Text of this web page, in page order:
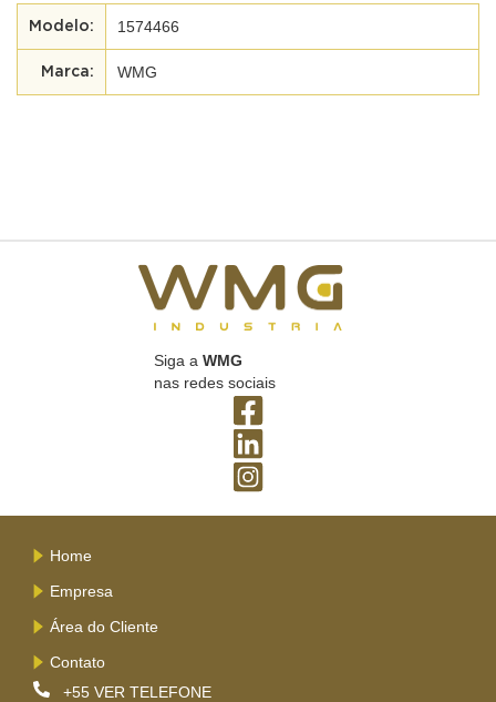
1574466
WMG
Siga a WMG
nas redes sociais
Home
Empresa
Área do Cliente
Contato
+55 VER TELEFONE